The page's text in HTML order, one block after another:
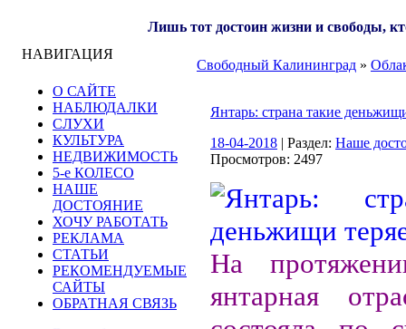
Лишь тот достоин жизни и свободы,
НАВИГАЦИЯ
О САЙТЕ
НАБЛЮДАЛКИ
СЛУХИ
КУЛЬТУРА
НЕДВИЖИМОСТЬ
5-е КОЛЕСО
НАШЕ
ДОСТОЯНИЕ
ХОЧУ РАБОТАТЬ
РЕКЛАМА
СТАТЬИ
РЕКОМЕНДУЕМЫЕ
САЙТЫ
ОБРАТНАЯ СВЯЗЬ
Свободный Калининград »
Янтарь: страна такие
18-04-2018 | Раздел: Наше
Просмотров: 2497
На
янтарная